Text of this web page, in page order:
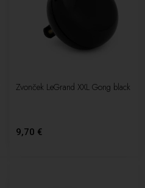
Zvonček LeGrand XXL Gong black
9,70 €